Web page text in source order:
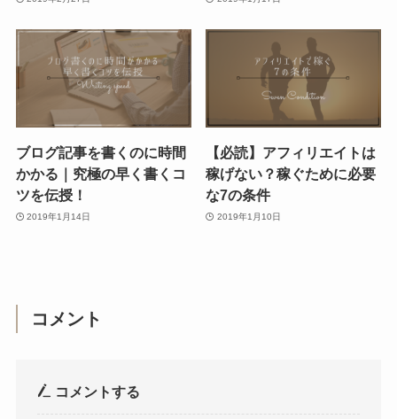
ブログ記事を書くのに時間
かかる｜究極の早く書くコ
ツを伝授！
2019年1月14日
【必読】アフィリエイトは
稼げない？稼ぐために必要
な7の条件
2019年1月10日
コメント
コメントする